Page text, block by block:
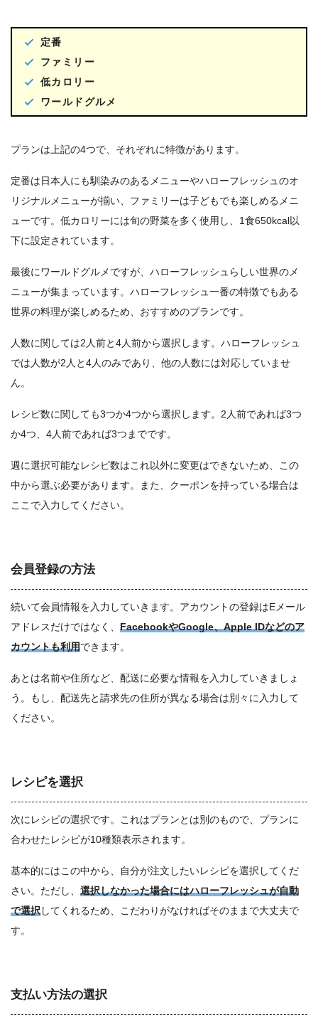
定番
ファミリー
低カロリー
ワールドグルメ
プランは上記の4つで、それぞれに特徴があります。
定番は日本人にも馴染みのあるメニューやハローフレッシュのオ
リジナルメニューが揃い、ファミリーは子どもでも楽しめるメニ
ューです。低カロリーには旬の野菜を多く使用し、1食650kcal以
下に設定されています。
最後にワールドグルメですが、ハローフレッシュらしい世界のメ
ニューが集まっています。ハローフレッシュ一番の特徴でもある
世界の料理が楽しめるため、おすすめのプランです。
人数に関しては2人前と4人前から選択します。ハローフレッシュ
では人数が2人と4人のみであり、他の人数には対応していませ
ん。
レシピ数に関しても3つか4つから選択します。2人前であれば3つ
か4つ、4人前であれば3つまでです。
週に選択可能なレシピ数はこれ以外に変更はできないため、この
中から選ぶ必要があります。また、クーポンを持っている場合は
ここで入力してください。
会員登録の方法
続いて会員情報を入力していきます。アカウントの登録はEメール
アドレスだけではなく、 FacebookやGoogle、Apple IDなどのア
カウントも利用できます。
あとは名前や住所など、配送に必要な情報を入力していきましょ
う。もし、配送先と請求先の住所が異なる場合は別々に入力して
ください。
レシピを選択
次にレシピの選択です。これはプランとは別のもので、プランに
合わせたレシピが10種類表示されます。
基本的にはこの中から、自分が注文したいレシピを選択してくだ
さい。ただし、 選択しなかった場合にはハローフレッシュが自動
で選択してくれるため、こだわりがなければそのままで大丈夫で
す。
支払い方法の選択